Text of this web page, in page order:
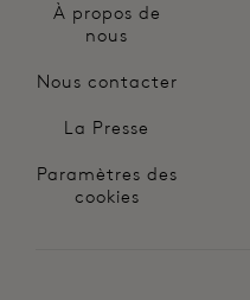
À propos de
nous
Nous contacter
La Presse
Paramètres des
cookies